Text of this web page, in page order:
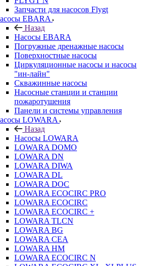
Запчасти для насосов Flygt
EBARA
Назад
Насосы EBARA
Погружные дренажные насосы
Поверхностные насосы
Циркуляционные насосы и насосы
"ин-лайн"
Скважинные насосы
Насосные станции и станции
пожаротушения
Панели и системы управления
LOWARA
Назад
Насосы LOWARA
LOWARA DOMO
LOWARA DN
LOWARA DIWA
LOWARA DL
LOWARA DOC
LOWARA ECOCIRC PRO
LOWARA ECOCIRC
LOWARA ECOCIRC +
LOWARA TLCN
LOWARA BG
LOWARA CEA
LOWARA HM
LOWARA ECOCIRC N